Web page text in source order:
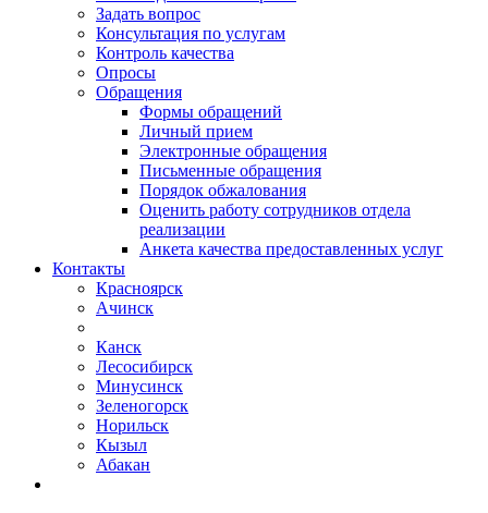
Задать вопрос
Консультация по услугам
Контроль качества
Опросы
Обращения
Формы обращений
Личный прием
Электронные обращения
Письменные обращения
Порядок обжалования
Оценить работу сотрудников отдела
реализации
Анкета качества предоставленных услуг
Контакты
Красноярск
Ачинск
Канск
Лесосибирск
Минусинск
Зеленогорск
Норильск
Кызыл
Абакан